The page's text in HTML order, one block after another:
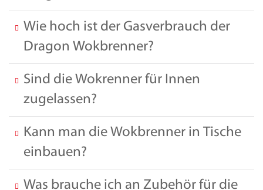
Wie hoch ist der Gasverbrauch der
Dragon Wokbrenner?
Sind die Wokrenner für Innen
zugelassen?
Kann man die Wokbrenner in Tische
einbauen?
Was brauche ich an Zubehör für die